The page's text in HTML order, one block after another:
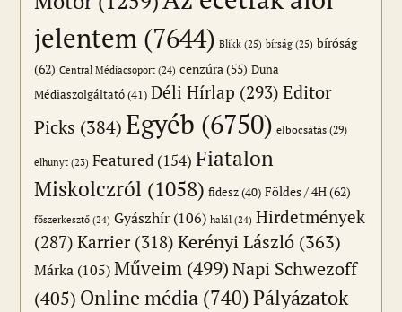
jelentem (7644) Blikk (25) bírság (25) bíróság
(62) Central Médiacsoport (24) cenzúra(55) Duna
Médiaszolgáltató(41) Déli Hírlap (293) Editor
Picks (384)Egyéb (6750) elbocsátás (29)
elhunyt (23) Featured (154) Fiatalon
Miskolczról (1058) fidesz(40) Földes / 4H(62)
főszerkesztő (24) Gyászhír (106) halál (24) Hirdetmények
(287) Karrier(318) Kerényi László (363)
Márka (105) Műveim (499)Napi Schwezoff
(405) Online média (740)Pályázatok